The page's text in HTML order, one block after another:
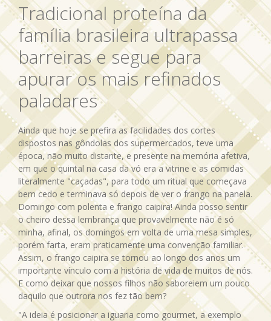
Tradicional proteína da
família brasileira ultrapassa
barreiras e segue para
apurar os mais refinados
paladares
Ainda que hoje se prefira as facilidades dos cortes
dispostos nas gôndolas dos supermercados, teve uma
época, não muito distante, e presente na memória afetiva,
em que o quintal na casa da vó era a vitrine e as comidas
literalmente "caçadas", para todo um ritual que começava
bem cedo e terminava só depois de ver o frango na panela.
Domingo com polenta e frango caipira! Ainda posso sentir
o cheiro dessa lembrança que provavelmente não é só
minha, afinal, os domingos em volta de uma mesa simples,
porém farta, eram praticamente uma convenção familiar.
Assim, o frango caipira se tornou ao longo dos anos um
importante vínculo com a história de vida de muitos de nós.
E como deixar que nossos filhos não saboreiem um pouco
daquilo que outrora nos fez tão bem?
"A ideia é posicionar a iguaria como gourmet, a exemplo